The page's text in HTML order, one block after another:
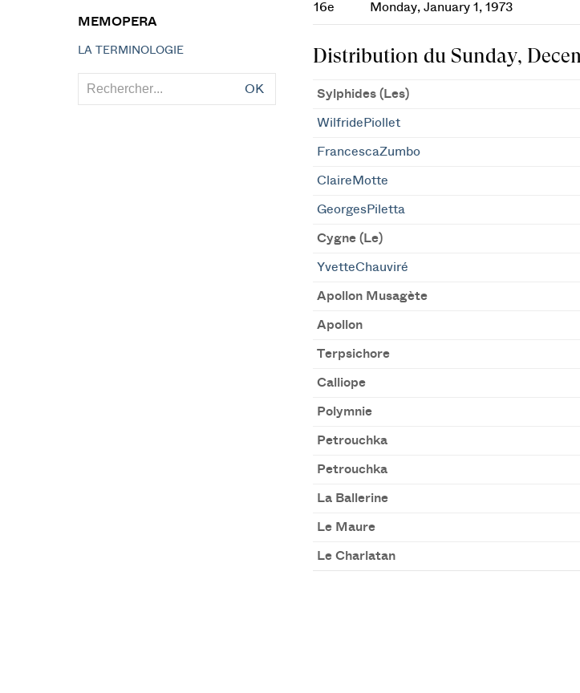
16e Monday, January 1, 1973
Distribution du Sunday,
Sylphides (Les)
WilfridePiollet
FrancescaZumbo
ClaireMotte
GeorgesPiletta
Cygne (Le)
YvetteChauviré
Apollon Musagète
Apollon
Terpsichore
Calliope
Polymnie
Petrouchka
Petrouchka
La Ballerine
Le Maure
Le Charlatan
MEMOPERA
LA TERMINOLOGIE
OK